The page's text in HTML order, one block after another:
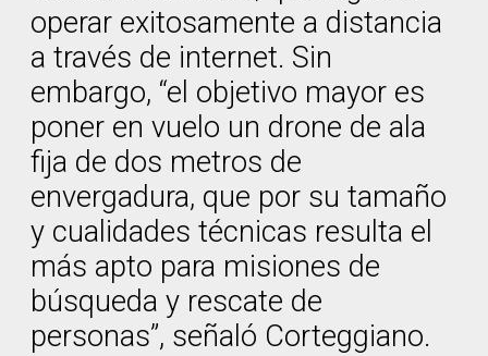
operar exitosamente a distancia
a través de internet. Sin
embargo, “el objetivo mayor es
poner en vuelo un drone de ala
fija de dos metros de
envergadura, que por su tamaño
y cualidades técnicas resulta el
más apto para misiones de
búsqueda y rescate de
personas”, señaló Corteggiano.